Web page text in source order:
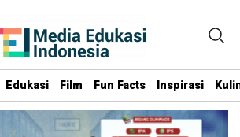
Edukasi Film Fun Facts Inspirasi